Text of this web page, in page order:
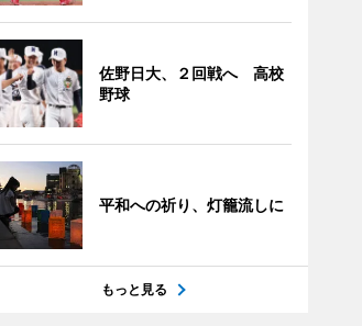
佐野日大、２回戦へ 高校
野球
平和への祈り、灯籠流しに
もっと見る